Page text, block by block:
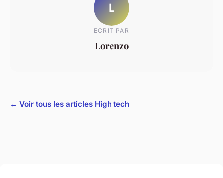
L
ECRIT PAR
Lorenzo
← Voir tous les articles High tech